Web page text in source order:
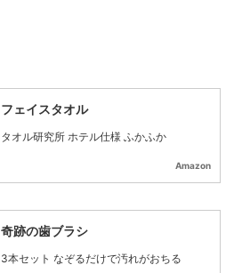
フェイスタオル
タオル研究所 ホテル仕様 ふかふか
Amazon
奇跡の歯ブラシ
3本セット なぞるだけで汚れがおちる